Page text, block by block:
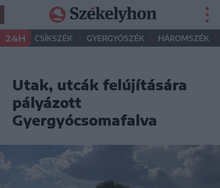
24H CSÍKSZÉK • GYERGYÓSZÉK • HÁROMSZÉK •
Utak, utcák felújítására
pályázott
Gyergyócsomafalva